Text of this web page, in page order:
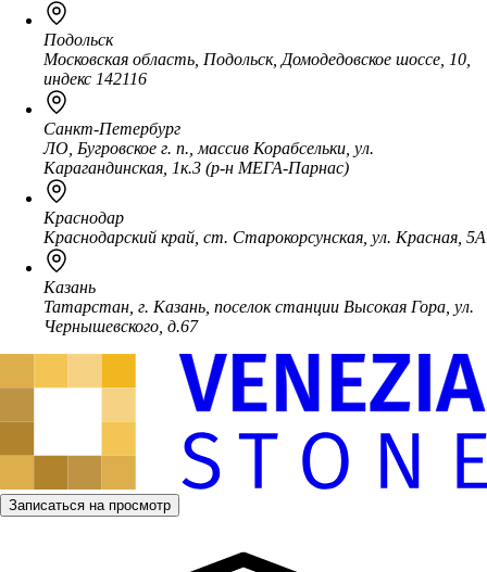
Подольск
Московская область, Подольск, Домодедовское шоссе, 10,
индекс 142116
Санкт-Петербург
ЛО, Бугровское г. п., массив Корабсельки, ул.
Карагандинская, 1к.3 (р-н МЕГА-Парнас)
Краснодар
Краснодарский край, ст. Старокорсунская, ул. Красная, 5А
Казань
Татарстан, г. Казань, поселок станции Высокая Гора, ул.
Чернышевского, д.67
Записаться на просмотр